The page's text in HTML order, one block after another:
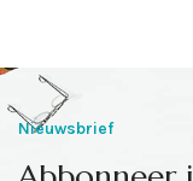
Nieuwsbrief